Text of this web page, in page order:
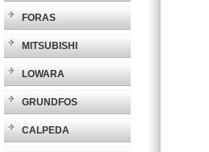
FORAS
MITSUBISHI
LOWARA
GRUNDFOS
CALPEDA